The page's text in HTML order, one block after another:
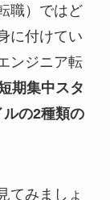
職）ではど
に付けてい
ンジニア転
期集中スタ
ルの2種類の
てみましょ